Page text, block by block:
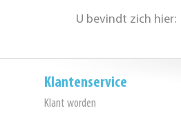
U bevindt zich hier:
Klantenservice
Klant worden